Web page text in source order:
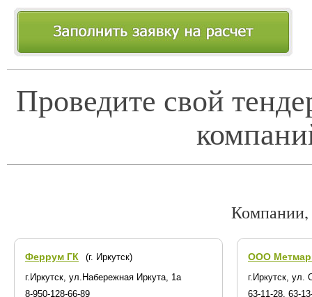
Проведите свой
Компании,
Феррум ГК
(г. Иркутск)
г.Иркутск, ул.Набережная Иркута, 1а
8-950-128-66-89
ООО
г.Иркутск, ул.
63-11-28, 63-